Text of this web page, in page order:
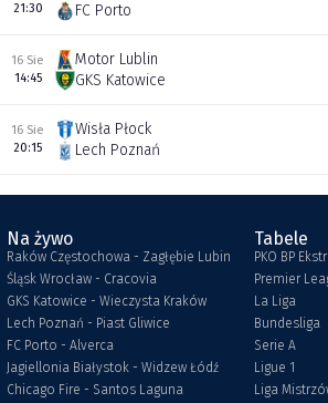
21:30
FC Porto
16 Sie
14:45
Motor Lublin
GKS Katowice
16 Sie
20:15
Wisła Płock
Lech Poznań
Na żywo
Raków Częstochowa - Zagłębie Lubin
Śląsk Wrocław - Cracovia
GKS Katowice - Wieczysta Kraków
Lech Poznań - Piast Gliwice
FC Porto - Alverca
Jagiellonia Białystok - Widzew Łódź
Chicago Fire - Santos Laguna
Tabele
PKO BP
Premier
La Liga
Bundesliga
Serie A
Ligue 1
Liga